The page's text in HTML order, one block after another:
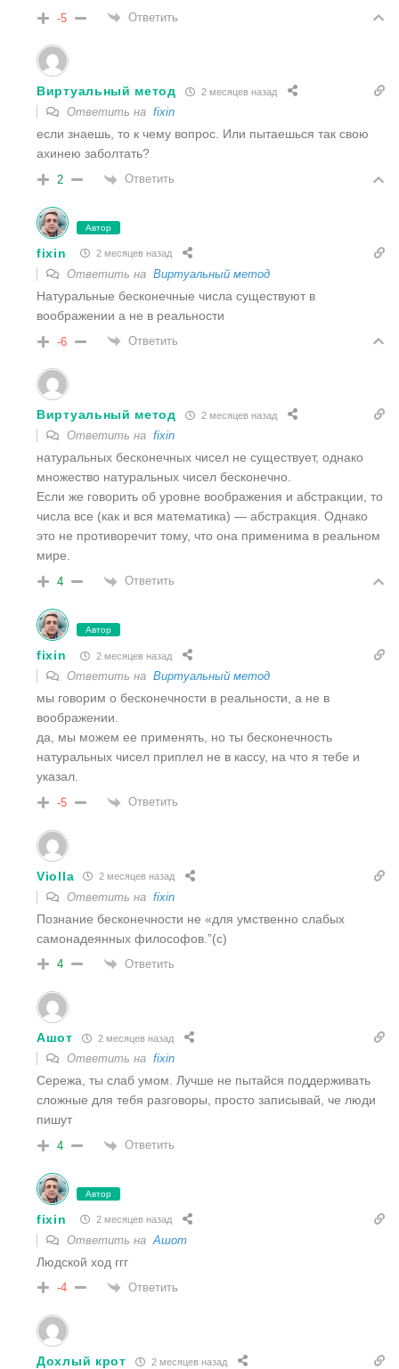
-5 Ответить
Виртуальный метод 2 месяцев назад
Ответить на fixin
если знаешь, то к чему вопрос. Или пытаешься так свою
ахинею заболтать?
2 Ответить
Автор
fixin 2 месяцев назад
Ответить на Виртуальный метод
Натуральные бесконечные числа существуют в
воображении а не в реальности
-6 Ответить
Виртуальный метод 2 месяцев назад
Ответить на fixin
натуральных бесконечных чисел не существует, однако
множество натуральных чисел бесконечно.
Если же говорить об уровне воображения и абстракции, то
числа все (как и вся математика) — абстракция. Однако
это не противоречит тому, что она применима в реальном
мире.
4 Ответить
Автор
fixin 2 месяцев назад
Ответить на Виртуальный метод
мы говорим о бесконечности в реальности, а не в
воображении.
да, мы можем ее применять, но ты бесконечность
натуральных чисел приплел не в кассу, на что я тебе и
указал.
-5 Ответить
Violla 2 месяцев назад
Ответить на fixin
Познание бесконечности не «для умственно слабых
самонадеянных философов.”(c)
4 Ответить
Ашот 2 месяцев назад
Ответить на fixin
Сережа, ты слаб умом. Лучше не пытайся поддерживать
сложные для тебя разговоры, просто записывай, че люди
пишут
4 Ответить
Автор
fixin 2 месяцев назад
Ответить на Ашот
Людской ход ггг
-4 Ответить
Дохлый крот 2 месяцев назад